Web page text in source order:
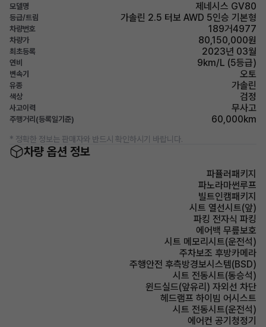
모델명 제네시스 GV80
등급/트림 가솔린 2.5 터보 AWD 5인승 기본형
차량번호 189거4977
차량가 80,150,000원
최초등록 2023년 03월
연비 9km/L (5등급)
변속기 오토
유종 가솔린
색상 검정
사고이력 무사고
주행거리(등록일기준) 60,000km
* 정확한 정보는 판매자와 반드시 확인하시기 바랍니다.
차량 옵션 정보
파퓰러패키지
파노라마썬루프
빌트인캠패키지
시트 열선시트(앞)
파킹 전자식 파킹
에어백 무릎보호
시트 메모리시트(운전석)
주차보조 후방카메라
주행안전 후측방경보시스템(BSD)
시트 전동시트(동승석)
윈드실드(앞유리) 자외선 차단
헤드램프 하이빔 어시스트
시트 전동시트(운전석)
에어컨 공기청정기